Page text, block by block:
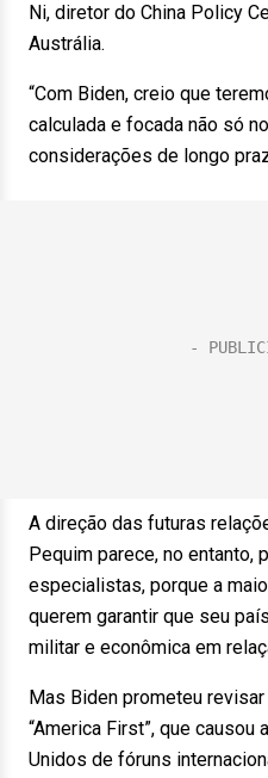
Ni, diretor do China Policy
Austrália.
“Com Biden, creio que
calculada e focada não só
considerações de longo
A direção das futuras
Pequim parece, no entanto,
especialistas, porque a
querem garantir que seu
militar e econômica em
Mas Biden prometeu
“America First”, que causou
Unidos de fóruns